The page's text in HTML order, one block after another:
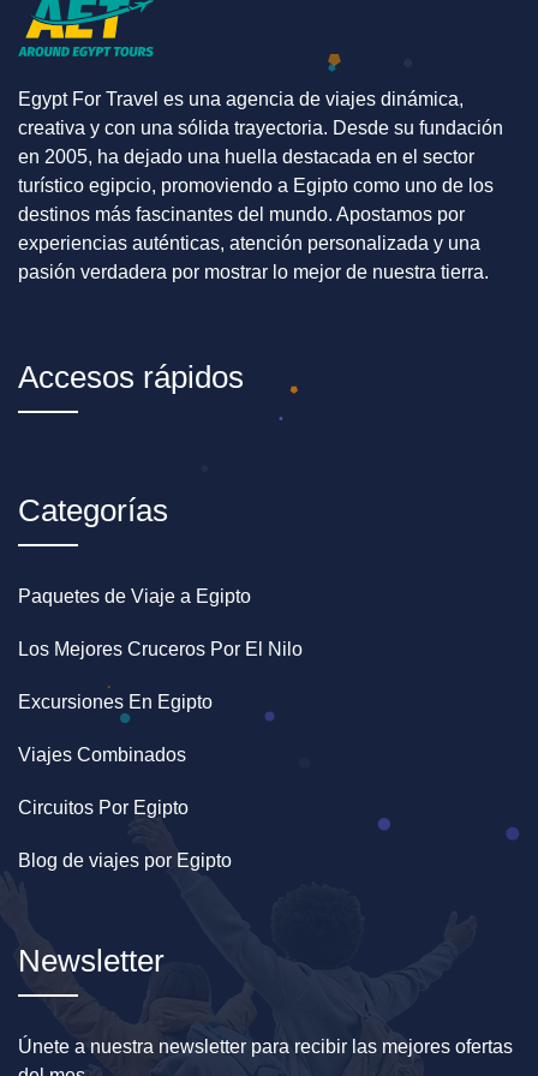
Egypt For Travel es una agencia de viajes dinámica,
creativa y con una sólida trayectoria. Desde su fundación
en 2005, ha dejado una huella destacada en el sector
turístico egipcio, promoviendo a Egipto como uno de los
destinos más fascinantes del mundo. Apostamos por
experiencias auténticas, atención personalizada y una
pasión verdadera por mostrar lo mejor de nuestra tierra.
Accesos rápidos
Categorías
Paquetes de Viaje a Egipto
Los Mejores Cruceros Por El Nilo
Excursiones En Egipto
Viajes Combinados
Circuitos Por Egipto
Blog de viajes por Egipto
Newsletter
Únete a nuestra newsletter para recibir las mejores ofertas